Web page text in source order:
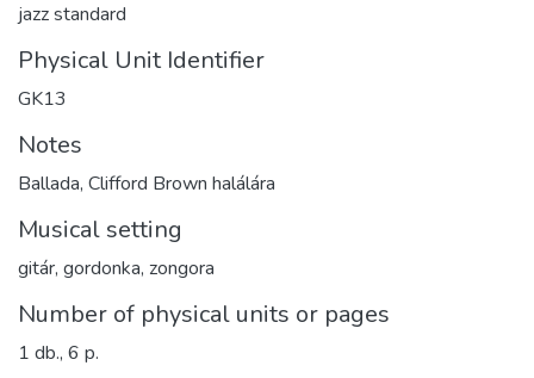
jazz standard
Physical Unit Identifier
GK13
Notes
Ballada, Clifford Brown halálára
Musical setting
gitár, gordonka, zongora
Number of physical units or pages
1 db., 6 p.